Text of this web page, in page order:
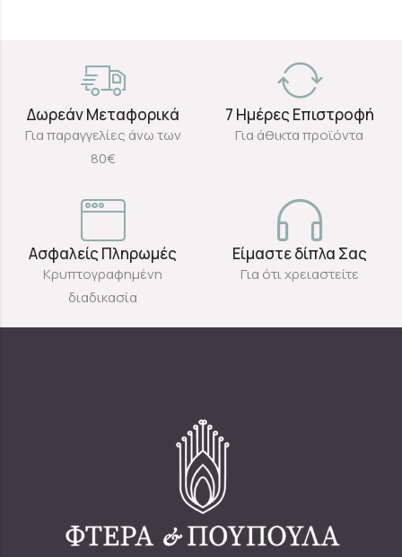
Δωρεάν Μεταφορικά
Για παραγγελίες άνω των
80€
7 Ημέρες Επιστροφή
Για άθικτα προϊόντα
Ασφαλείς Πληρωμές
Κρυπτογραφημένη
διαδικασία
Είμαστε δίπλα Σας
Για ότι χρειαστείτε